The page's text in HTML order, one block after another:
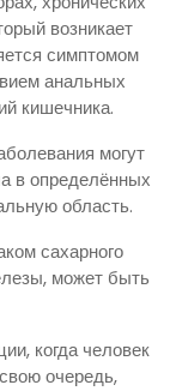
возникает
симптомом
анальных
кишечника.
могут
в определённых
область.
сахарного
может быть
когда человек
очередь,